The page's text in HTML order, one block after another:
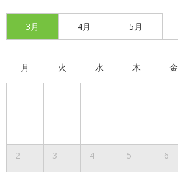
3月 4月 5月
月 火 水 木 金
2 3 4 5 6